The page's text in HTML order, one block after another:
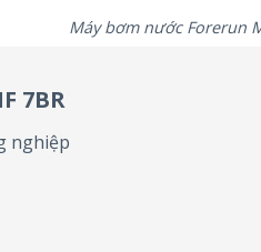
Máy bơm nước Forerun
7BR
nghiệp